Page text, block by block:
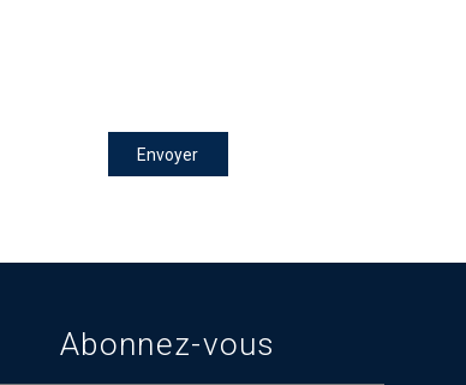
Envoyer
Abonnez-vous